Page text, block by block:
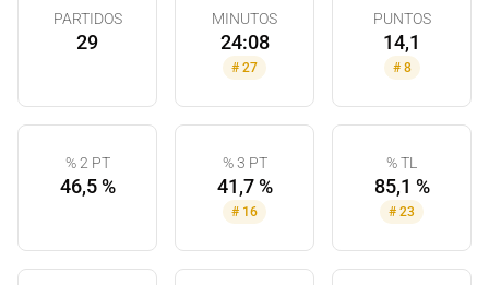
PARTIDOS
29
MINUTOS
24:08
# 27
PUNTOS
14,1
# 8
% 2 PT
46,5 %
% 3 PT
41,7 %
# 16
% TL
85,1 %
# 23